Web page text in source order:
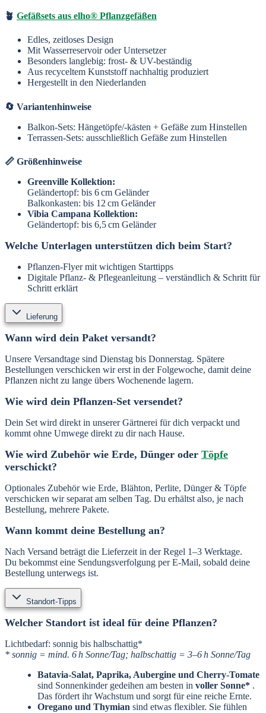
🪴 Gefäßsets aus elho® Pflanzgefäßen
Edles, zeitloses Design
Mit Wasserreservoir oder Untersetzer
Besonders langlebig: frost- & UV-beständig
Aus recyceltem Kunststoff nachhaltig produziert
Hergestellt in den Niederlanden
🔄 Variantenhinweise
Balkon-Sets: Hängetöpfe/-kästen + Gefäße zum Hinstellen
Terrassen-Sets: ausschließlich Gefäße zum Hinstellen
📏 Größenhinweise
Greenville Kollektion:
Geländertopf: bis 6 cm Geländer
Balkonkasten: bis 12 cm Geländer
Vibia Campana Kollektion:
Geländertopf: bis 6,5 cm Geländer
Welche Unterlagen unterstützen dich beim Start?
Pflanzen-Flyer mit wichtigen Starttipps
Digitale Pflanz- & Pflegeanleitung – verständlich & Schritt für
Schritt erklärt
Lieferung
Wann wird dein Paket versandt?
Unsere Versandtage sind Dienstag bis Donnerstag. Spätere
Bestellungen verschicken wir erst in der Folgewoche, damit deine
Pflanzen nicht zu lange übers Wochenende lagern.
Wie wird dein Pflanzen-Set versendet?
Dein Set wird direkt in unserer Gärtnerei für dich verpackt und
kommt ohne Umwege direkt zu dir nach Hause.
Wie wird Zubehör wie Erde, Dünger oder Töpfe
verschickt?
Optionales Zubehör wie Erde, Blähton, Perlite, Dünger & Töpfe
verschicken wir separat am selben Tag. Du erhältst also, je nach
Bestellung, mehrere Pakete.
Wann kommt deine Bestellung an?
Nach Versand beträgt die Lieferzeit in der Regel 1–3 Werktage.
Du bekommst eine Sendungsverfolgung per E-Mail, sobald deine
Bestellung unterwegs ist.
Standort-Tipps
Welcher Standort ist ideal für deine Pflanzen?
Lichtbedarf: sonnig bis halbschattig*
* sonnig = mind. 6 h Sonne/Tag; halbschattig = 3–6 h Sonne/Tag
Batavia-Salat, Paprika, Aubergine und Cherry-Tomate
sind Sonnenkinder gedeihen am besten in voller Sonne* .
Das fördert ihr Wachstum und sorgt für eine reiche Ernte.
Oregano und Thymian sind etwas flexibler. Sie fühlen